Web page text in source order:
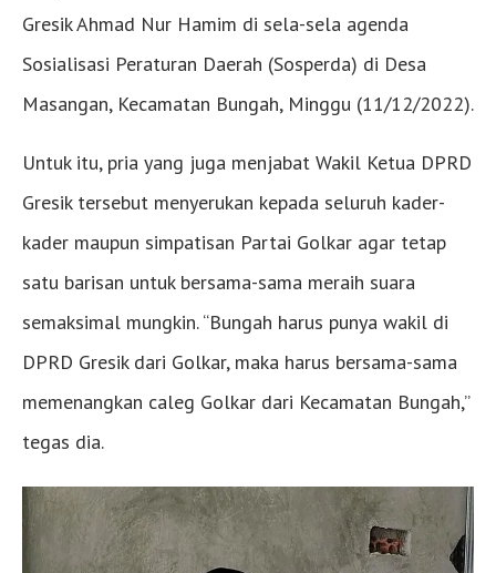
Gresik Ahmad Nur Hamim di sela-sela agenda
Sosialisasi Peraturan Daerah (Sosperda) di Desa
Masangan, Kecamatan Bungah, Minggu (11/12/2022).
Untuk itu, pria yang juga menjabat Wakil Ketua DPRD
Gresik tersebut menyerukan kepada seluruh kader-
kader maupun simpatisan Partai Golkar agar tetap
satu barisan untuk bersama-sama meraih suara
semaksimal mungkin. “Bungah harus punya wakil di
DPRD Gresik dari Golkar, maka harus bersama-sama
memenangkan caleg Golkar dari Kecamatan Bungah,”
tegas dia.